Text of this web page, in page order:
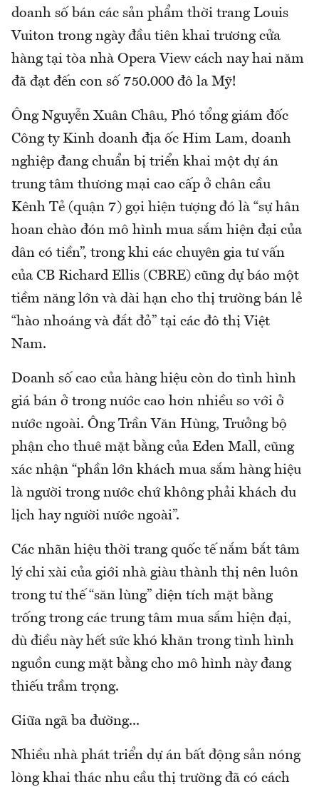
doanh số bán các sản phẩm thời trang Louis
Vuiton trong ngày đầu tiên khai trương cửa
hàng tại tòa nhà Opera View cách nay hai năm
đã đạt đến con số 750.000 đô la Mỹ!
Ông Nguyễn Xuân Châu, Phó tổng giám đốc
Công ty Kinh doanh địa ốc Him Lam, doanh
nghiệp đang chuẩn bị triển khai một dự án
trung tâm thương mại cao cấp ở chân cầu
Kênh Tẻ (quận 7) gọi hiện tượng đó là “sự hân
hoan chào đón mô hình mua sắm hiện đại của
dân có tiền”, trong khi các chuyên gia tư vấn
của CB Richard Ellis (CBRE) cũng dự báo một
tiềm năng lớn và dài hạn cho thị trường bán lẻ
“hào nhoáng và đắt đỏ” tại các đô thị Việt
Nam.
Doanh số cao của hàng hiệu còn do tình hình
giá bán ở trong nước cao hơn nhiều so với ở
nước ngoài. Ông Trần Văn Hùng, Trưởng bộ
phận cho thuê mặt bằng của Eden Mall, cũng
xác nhận “phần lớn khách mua sắm hàng hiệu
là người trong nước chứ không phải khách du
lịch hay người nước ngoài”.
Các nhãn hiệu thời trang quốc tế nắm bắt tâm
lý chi xài của giới nhà giàu thành thị nên luôn
trong tư thế “săn lùng” diện tích mặt bằng
trống trong các trung tâm mua sắm hiện đại,
dù điều này hết sức khó khăn trong tình hình
nguồn cung mặt bằng cho mô hình này đang
thiếu trầm trọng.
Giữa ngã ba đường...
Nhiều nhà phát triển dự án bất động sản nóng
lòng khai thác nhu cầu thị trường đã có cách